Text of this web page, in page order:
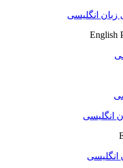
انگلیسی
English
انگلیسی
انگلیسی